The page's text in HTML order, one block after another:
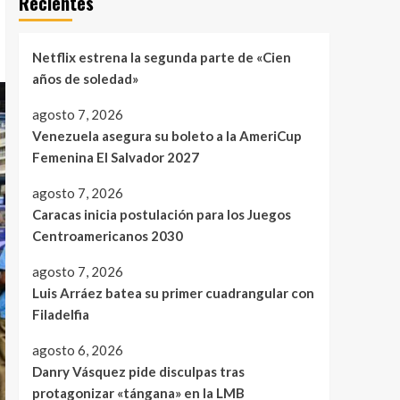
Netflix estrena la segunda parte de «Cien
años de soledad»
agosto 7, 2026
Venezuela asegura su boleto a la AmeriCup
Femenina El Salvador 2027
agosto 7, 2026
Caracas inicia postulación para los Juegos
Centroamericanos 2030
agosto 7, 2026
Luis Arráez batea su primer cuadrangular con
Filadelfia
agosto 6, 2026
Danry Vásquez pide disculpas tras
protagonizar «tángana» en la LMB